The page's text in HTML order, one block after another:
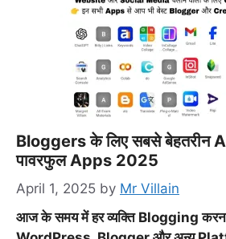
Bloggers के लिए सबसे बेहतरीन
पावरफुल Apps 2025
April 1, 2025 by Mr Villain
आज के समय में हर व्यक्ति Blogging करना